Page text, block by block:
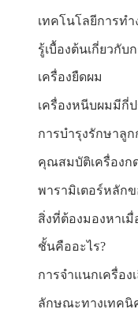
เทคโนโลยีการทำ
รู้เบื้องต้นเกี่ยวกับ
เครื่องยืดผม
เครื่องหนีบผมมีกี่ป
การบำรุงรักษาลู
คุณสมบัติเครื่องก
พารามิเตอร์หลักข
สิ่งที่ต้องมองหาเมื่
ชั้นคืออะไร?
การจำแนกเครื่อง
ลักษณะทางเทคนิ